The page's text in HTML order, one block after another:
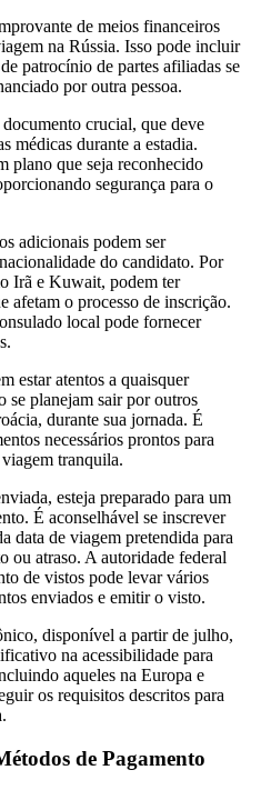
de meios financeiros
na Rússia. Isso pode incluir
patrocínio de partes afiliadas se
por outra pessoa.
crucial, que deve
médicas durante a estadia.
plano que seja reconhecido
segurança para o
adicionais podem ser
do candidato. Por
Irã e Kuwait, podem ter
afetam o processo de inscrição.
local pode fornecer
estar atentos a quaisquer
se planejam sair por outros
durante sua jornada. É
necessários prontos para
tranquila.
esteja preparado para um
É aconselhável se inscrever
data de viagem pretendida para
ou atraso. A autoridade federal
de vistos pode levar vários
enviados e emitir o visto.
disponível a partir de julho,
na acessibilidade para
aqueles na Europa e
os requisitos descritos para
de Pagamento